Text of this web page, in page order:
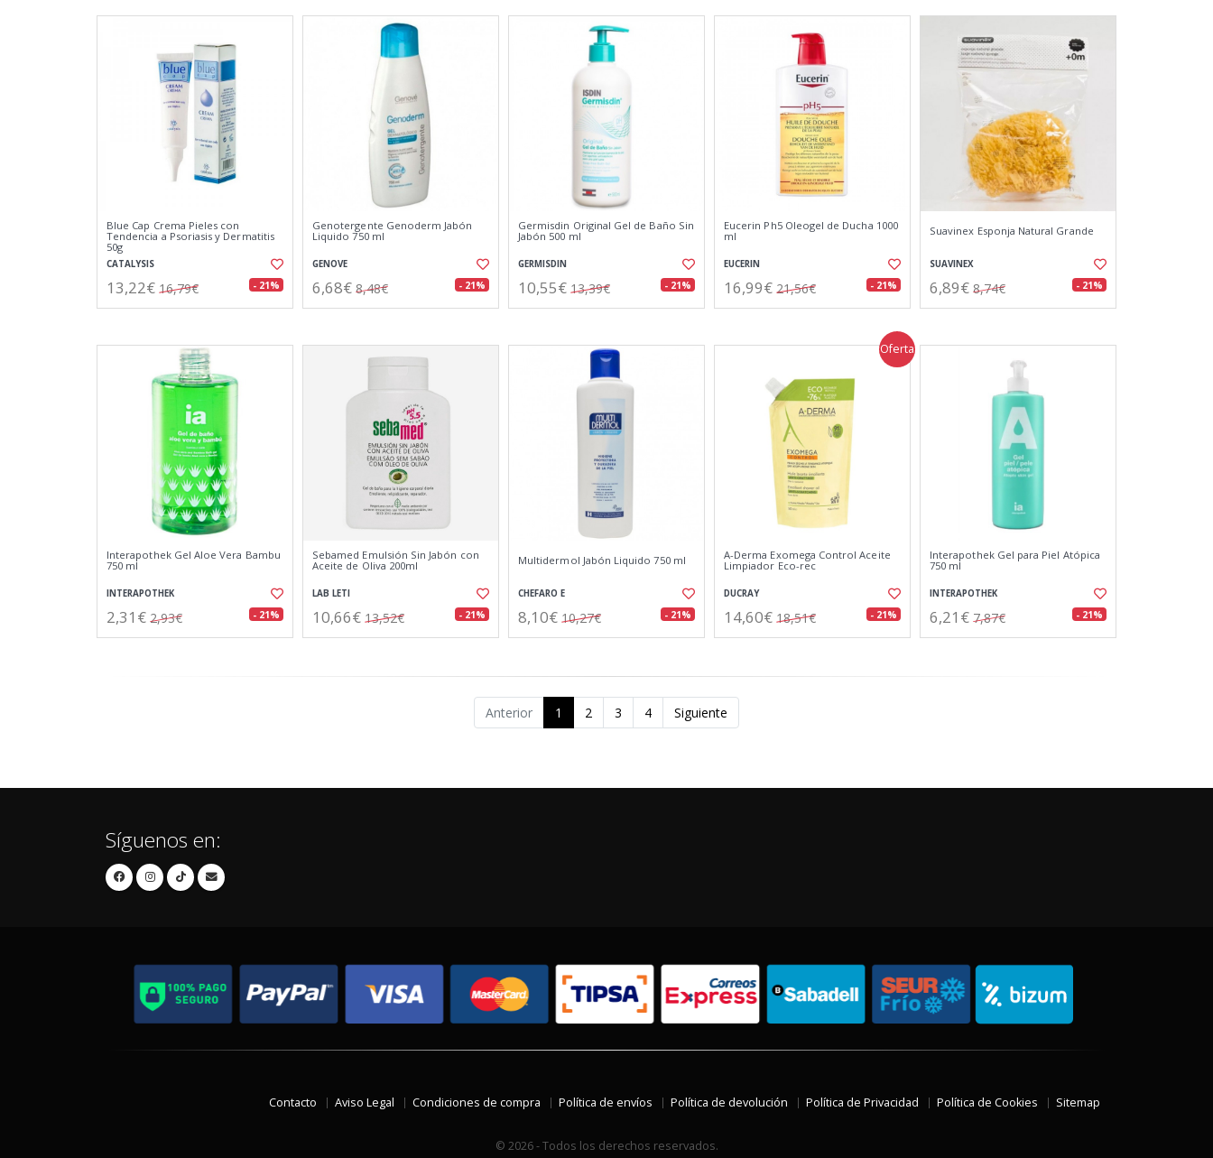
Blue Cap Crema Pieles con
Tendencia a Psoriasis y Dermatitis
50g
CATALYSIS
13,22€ 16,79€ - 21%
Genotergente Genoderm Jabón
Liquido 750 ml
GENOVE
6,68€ 8,48€ - 21%
Germisdin Original Gel de Baño Sin
Jabón 500 ml
GERMISDIN
10,55€ 13,39€ - 21%
Eucerin Ph5 Oleogel de Ducha 1000
ml
EUCERIN
16,99€ 21,56€ - 21%
Suavinex Esponja Natural Grande
SUAVINEX
6,89€ 8,74€ - 21%
Interapothek Gel Aloe Vera Bambu
750 ml
INTERAPOTHEK
2,31€ 2,93€ - 21%
Sebamed Emulsión Sin Jabón con
Aceite de Oliva 200ml
LAB LETI
10,66€ 13,52€ - 21%
Multidermol Jabón Liquido 750 ml
CHEFARO E
8,10€ 10,27€ - 21%
Oferta
A-Derma Exomega Control Aceite
Limpiador Eco-rec
DUCRAY
14,60€ 18,51€ - 21%
Interapothek Gel para Piel Atópica
750 ml
INTERAPOTHEK
6,21€ 7,87€ - 21%
Anterior 1 2 3 4 Siguiente
Síguenos en:
Contacto Aviso Legal Condiciones de compra Política de envíos Política de devolución Política de Privacidad Política de Cookies Sitemap
© 2026 - Todos los derechos reservados.